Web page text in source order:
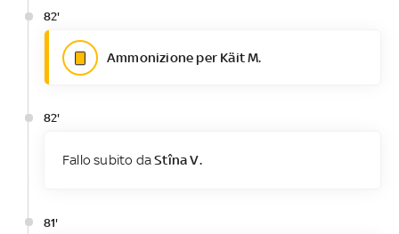
82'
Ammonizione per Käit M.
82'
Fallo subito daStîna V.
81'